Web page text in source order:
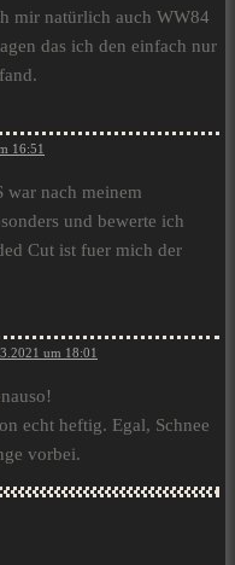
mir natürlich auch WW84
das ich den einfach nur
16:51
war nach meinem
und bewerte ich
Cut ist fuer mich der
um 18:01
echt heftig. Egal, Schnee
vorbei.